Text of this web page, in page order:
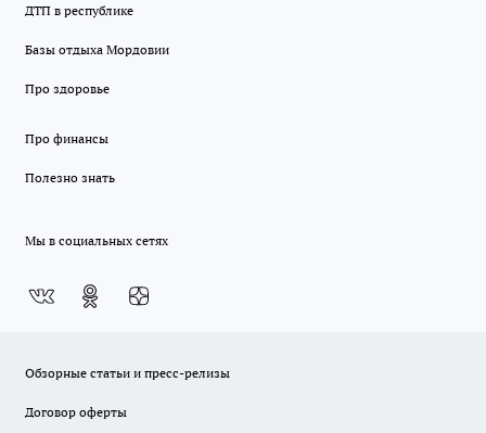
ДТП в республике
Базы отдыха Мордовии
Про здоровье
Про финансы
Полезно знать
Мы в социальных сетях
Обзорные статьи и пресс-релизы
Договор оферты